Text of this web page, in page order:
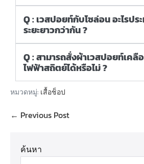
Q : เวสปอยท์กับโซล่อน อะไรปร
ระยะยาวกว่ากัน ?
Q : สามารถสั่งผ้าเวสปอยท์เคลื
ไฟฟ้าสถิตย์ได้หรือไม่ ?
หมวดหมู่: เสื้อช็อป
← Previous Post
ค้นหา